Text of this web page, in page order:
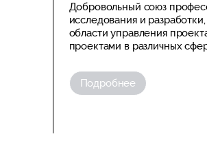
Добровольный союз
исследования и
области управления
проектами в различных
Подробнее